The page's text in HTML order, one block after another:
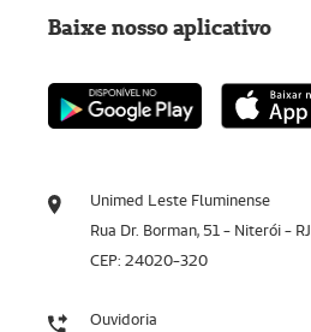
Unimed Leste Fluminense
Rua Dr. Borman, 51 - Niterói - RJ
CEP: 24020-320
Ouvidoria
Baixe nosso aplicativo